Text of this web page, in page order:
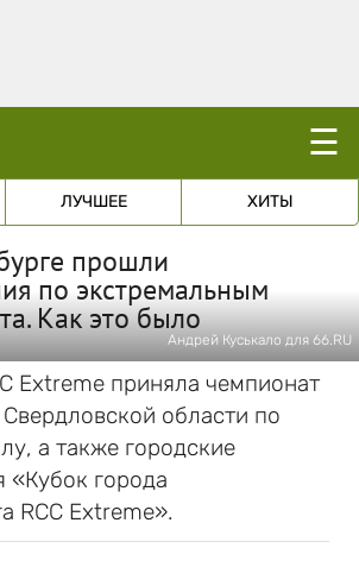
☰
ЛУЧШЕЕ ХИТЫ
прошли
по экстремальным
Как это было
Андрей Куськало для 66.RU
Extreme приняла чемпионат
области по
а также городские
«Кубок города
RCC Extreme».